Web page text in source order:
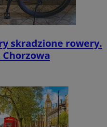
skradzione rowery.